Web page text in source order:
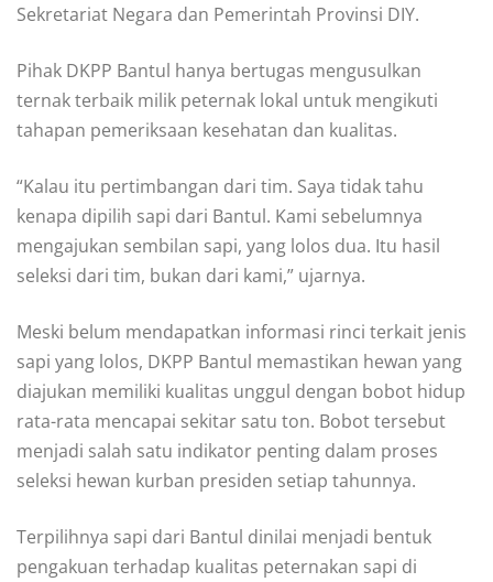
Sekretariat Negara dan Pemerintah Provinsi DIY.
Pihak DKPP Bantul hanya bertugas mengusulkan
ternak terbaik milik peternak lokal untuk mengikuti
tahapan pemeriksaan kesehatan dan kualitas.
“Kalau itu pertimbangan dari tim. Saya tidak tahu
kenapa dipilih sapi dari Bantul. Kami sebelumnya
mengajukan sembilan sapi, yang lolos dua. Itu hasil
seleksi dari tim, bukan dari kami,” ujarnya.
Meski belum mendapatkan informasi rinci terkait jenis
sapi yang lolos, DKPP Bantul memastikan hewan yang
diajukan memiliki kualitas unggul dengan bobot hidup
rata-rata mencapai sekitar satu ton. Bobot tersebut
menjadi salah satu indikator penting dalam proses
seleksi hewan kurban presiden setiap tahunnya.
Terpilihnya sapi dari Bantul dinilai menjadi bentuk
pengakuan terhadap kualitas peternakan sapi di